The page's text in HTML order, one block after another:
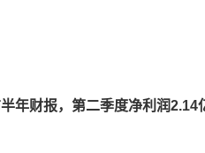
年财报，第二季度净利润2.14